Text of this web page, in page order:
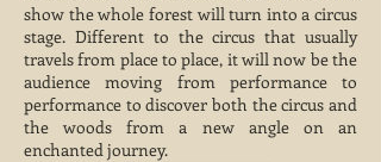
show the whole forest will turn into a circus
stage. Different to the circus that usually
travels from place to place, it will now be the
audience moving from performance to
performance to discover both the circus and
the woods from a new angle on an
enchanted journey.